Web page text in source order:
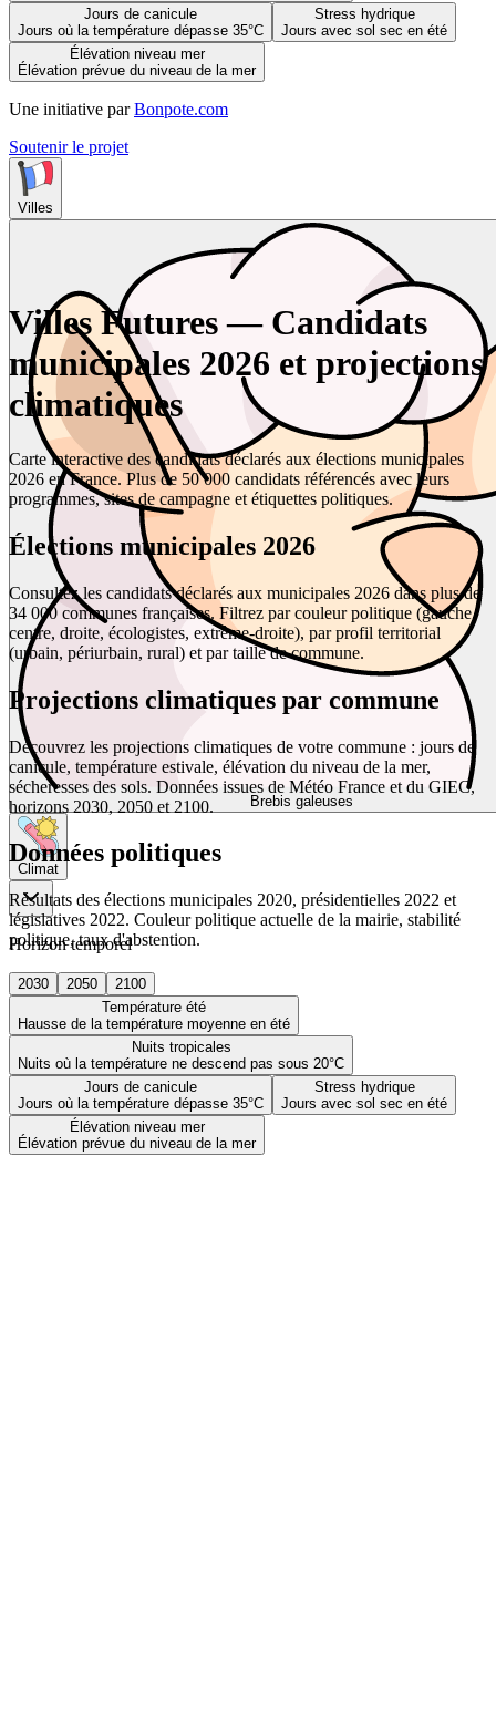
Jours de canicule
Jours où la température dépasse 35°C
Stress hydrique
Jours avec sol sec en été
Élévation niveau mer
Élévation prévue du niveau de la mer
Une initiative par Bonpote.com
Soutenir le projet
Villes
Brebis galeuses
Climat
Horizon temporel
2030 2050
2100
Température été
Hausse de la température moyenne en été
Nuits tropicales
Nuits où la température ne descend pas sous 20°C
Jours de canicule
Jours où la température dépasse 35°C
Stress hydrique
Jours avec sol sec en été
Élévation niveau mer
Élévation prévue du niveau de la mer
Villes Futures — Candidats
municipales 2026 et projections
climatiques
Carte interactive des candidats déclarés aux élections municipales
2026 en France. Plus de 50 000 candidats référencés avec leurs
programmes, sites de campagne et étiquettes politiques.
Élections municipales 2026
Consultez les candidats déclarés aux municipales 2026 dans plus de
34 000 communes françaises. Filtrez par couleur politique (gauche,
centre, droite, écologistes, extrême-droite), par profil territorial
(urbain, périurbain, rural) et par taille de commune.
Projections climatiques par commune
Découvrez les projections climatiques de votre commune : jours de
canicule, température estivale, élévation du niveau de la mer,
sécheresses des sols. Données issues de Météo France et du GIEC,
horizons 2030, 2050 et 2100.
Données politiques
Résultats des élections municipales 2020, présidentielles 2022 et
législatives 2022. Couleur politique actuelle de la mairie, stabilité
politique, taux d'abstention.